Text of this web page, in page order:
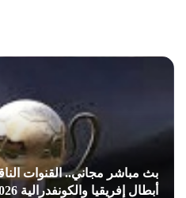
بث مباشر مجاني.. القنوات
أبطال إفريقيا والكونفدرالية 2026-2027